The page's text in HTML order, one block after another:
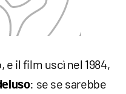
il film uscì nel 1984,
: se se sarebbe